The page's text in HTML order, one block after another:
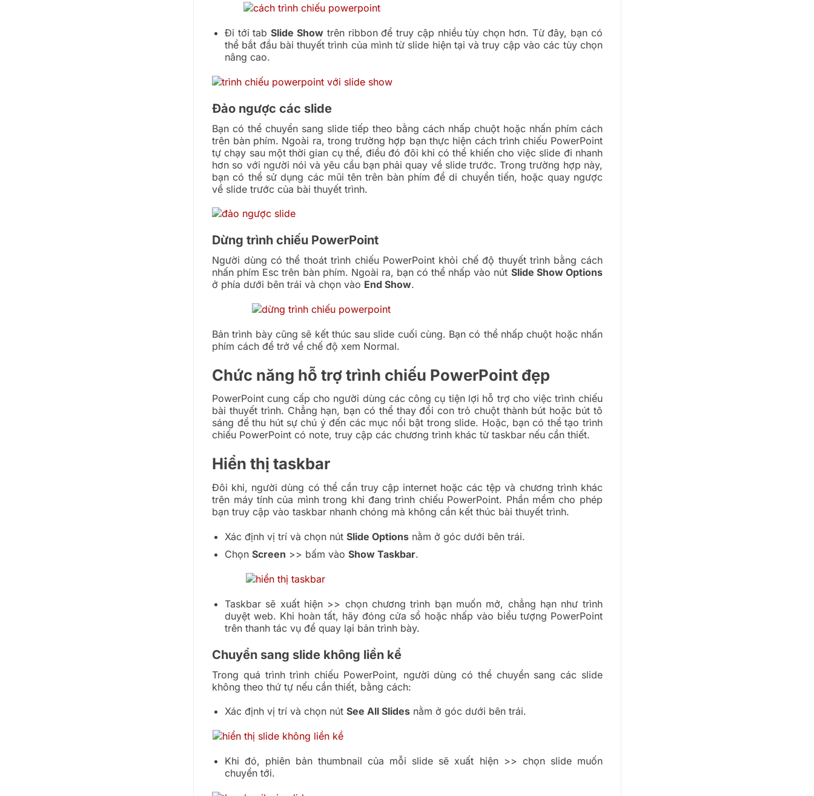
Đi tới tabSlide Show trên ribbon để truy cập nhiều tùy chọn hơn. Từ đây, bạn có
thể bắt đầu bài thuyết trình của mình từ slide hiện tại và truy cập vào các tùy chọn
nâng cao.
Đảo ngược các slide
Bạn có thể chuyển sang slide tiếp theo bằng cách nhấp chuột hoặc nhấn phím cách
trên bàn phím. Ngoài ra, trong trường hợp bạn thực hiện cách trình chiếu PowerPoint
tự chạy sau một thời gian cụ thể, điều đó đôi khi có thể khiến cho việc slide đi nhanh
hơn so với người nói và yêu cầu bạn phải quay về slide trước. Trong trường hợp này,
bạn có thể sử dụng các mũi tên trên bàn phím để di chuyển tiến, hoặc quay ngược
về slide trước của bài thuyết trình.
Dừng trình chiếu PowerPoint
Người dùng có thể thoát trình chiếu PowerPoint khỏi chế độ thuyết trình bằng cách
nhấn phím Esc trên bàn phím. Ngoài ra, bạn có thể nhấp vào nút Slide Show Options
ở phía dưới bên trái và chọn vào End Show.
Bản trình bày cũng sẽ kết thúc sau slide cuối cùng. Bạn có thể nhấp chuột hoặc nhấn
phím cách để trở về chế độ xem Normal.
Chức năng hỗ trợ trình chiếu PowerPoint đẹp
PowerPoint cung cấp cho người dùng các công cụ tiện lợi hỗ trợ cho việc trình chiếu
bài thuyết trình. Chẳng hạn, bạn có thể thay đổi con trỏ chuột thành bút hoặc bút tô
sáng để thu hút sự chú ý đến các mục nổi bật trong slide. Hoặc, bạn có thể tạo trình
chiếu PowerPoint có note, truy cập các chương trình khác từ taskbar nếu cần thiết.
Hiển thị taskbar
Đôi khi, người dùng có thể cần truy cập internet hoặc các tệp và chương trình khác
trên máy tính của mình trong khi đang trình chiếu PowerPoint. Phần mềm cho phép
bạn truy cập vào taskbar nhanh chóng mà không cần kết thúc bài thuyết trình.
Xác định vị trí và chọn nút Slide Optionsnằm ở góc dưới bên trái.
Chọn Screen >> bấm vào Show Taskbar.
Taskbar sẽ xuất hiện >> chọn chương trình bạn muốn mở, chẳng hạn như trình
duyệt web. Khi hoàn tất, hãy đóng cửa sổ hoặc nhấp vào biểu tượng PowerPoint
trên thanh tác vụ để quay lại bản trình bày.
Chuyển sang slide không liền kề
Trong quá trình trình chiếu PowerPoint, người dùng có thể chuyển sang các slide
không theo thứ tự nếu cần thiết, bằng cách:
Xác định vị trí và chọn nút See All Slidesnằm ở góc dưới bên trái.
Khi đó, phiên bản thumbnail của mỗi slide sẽ xuất hiện >> chọn slide muốn
chuyển tới.